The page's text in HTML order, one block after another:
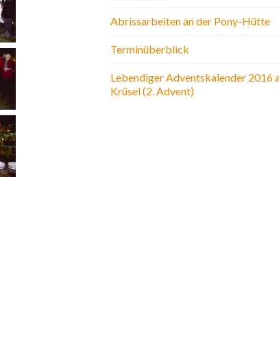
Abrissarbeiten an der Pony-Hütte
Terminüberblick
Lebendiger Adventskalender 2016
Krüsel (2. Advent)